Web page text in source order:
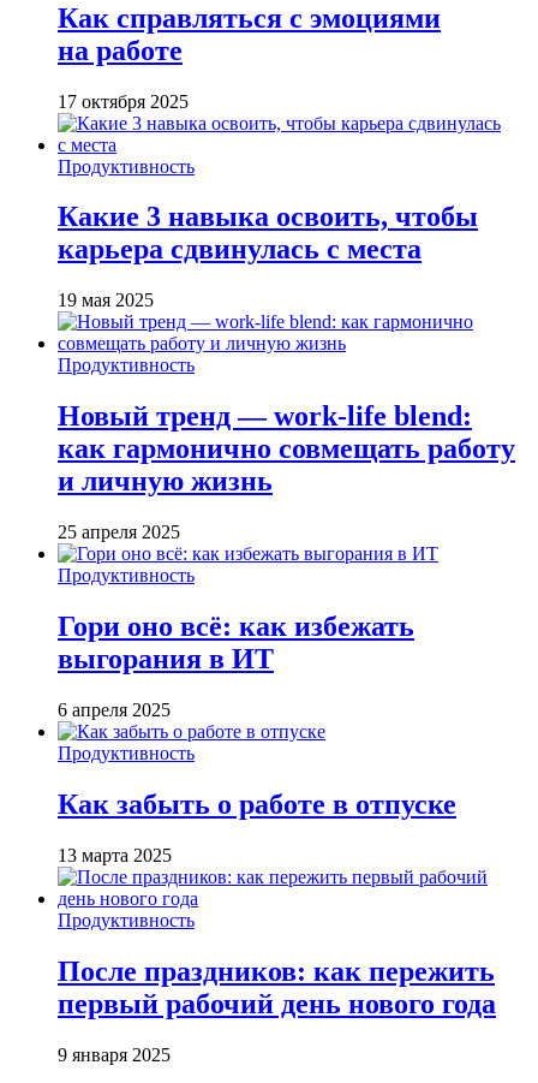
Как справляться с эмоциями
на работе
17 октября 2025
Продуктивность
Какие 3 навыка освоить, чтобы
карьера сдвинулась с места
19 мая 2025
Продуктивность
Новый тренд — work-life blend:
как гармонично совмещать работу
и личную жизнь
25 апреля 2025
Продуктивность
Гори оно всё: как избежать
выгорания в ИТ
6 апреля 2025
Продуктивность
Как забыть о работе в отпуске
13 марта 2025
Продуктивность
После праздников: как пережить
первый рабочий день нового года
9 января 2025